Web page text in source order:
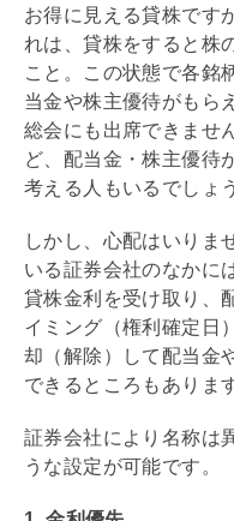
お得に見える貸株です
れは、貸株をすると株
こと。この状態で各銘
当金や株主優待がもら
総会にも出席できませ
ど、配当金・株主優待
考える人もいるでしょ
しかし、心配はいりま
いる証券会社のなかに
貸株金利を受け取り、
イミング（権利確定日
却（解除）して配当金
できるところもありま
証券会社により名称は
うな設定が可能です。